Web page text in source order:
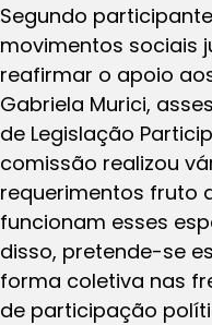
Segundo
movimentos sociais
reafirmar o apoio
Gabriela Murici,
de Legislação
comissão realizou
requerimentos fruto
funcionam esses
disso, pretende-se
forma coletiva nas
de participação